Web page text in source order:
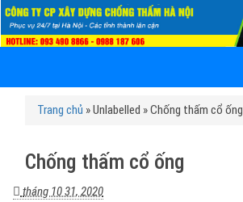
Trang chủ »Unlabelled »Chống thấm cổ ống
Chống thấm cổ ống
tháng 10 31, 2020